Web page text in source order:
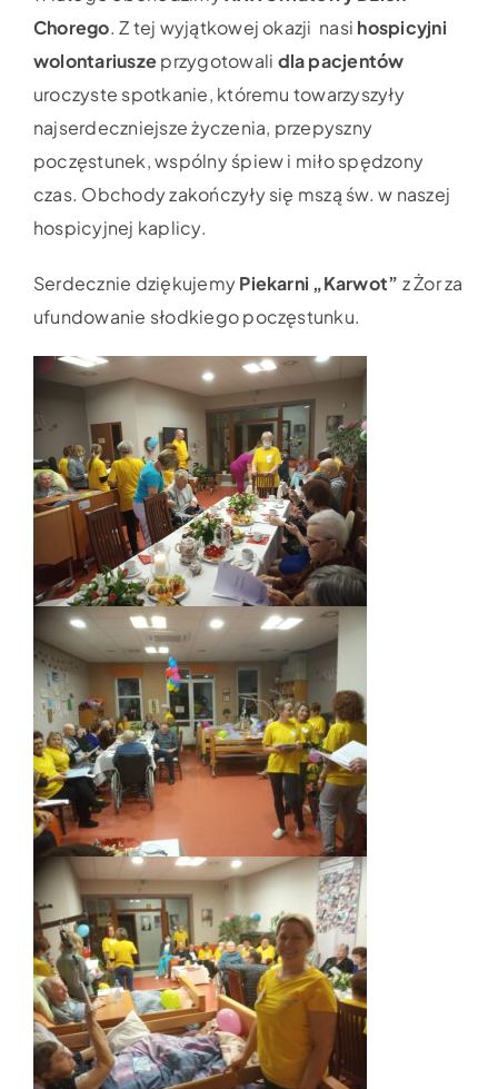
Chorego. Z tej wyjątkowej okazji nasi hospicyjni
wolontariuszeprzygotowali dla pacjentów
uroczyste spotkanie, któremu towarzyszyły
najserdeczniejsze życzenia, przepyszny
poczęstunek, wspólny śpiew i miło spędzony
czas. Obchody zakończyły się mszą św. w naszej
hospicyjnej kaplicy.
Serdecznie dziękujemyPiekarni „Karwot” z Żor za
ufundowanie słodkiego poczęstunku.